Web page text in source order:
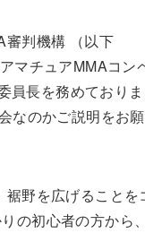
審判機構 （以下
マチュアMMAコン
員長を務めておりま
なのかご説明をお
裾野を広げることを
の初心者の方から